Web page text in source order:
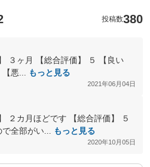
投稿数380
３ヶ月 【総合評価】 ５ 【良い
悪...
もっと見る
2021年06月04日
２カ月ほどです 【総合評価】 ５
全部がい...
もっと見る
2020年10月05日